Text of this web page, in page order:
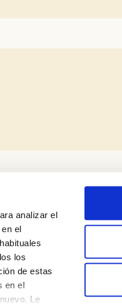
analizar el
el
los
de estas
en el
Le
Política de privadesa
Avís legal